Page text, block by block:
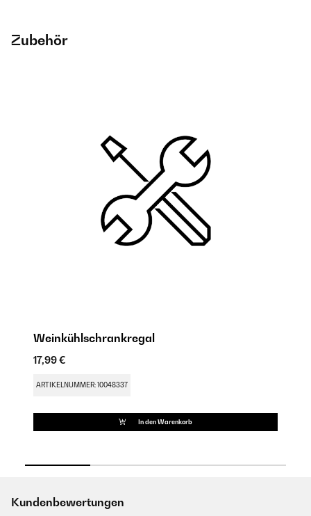
Zubehör
Weinkühlschrankregal
17,99 €
ARTIKELNUMMER: 10048337
In den Warenkorb
Kundenbewertungen